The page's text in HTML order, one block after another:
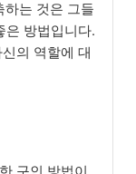
하는 것은 그들
은 방법입니다.
의 역할에 대